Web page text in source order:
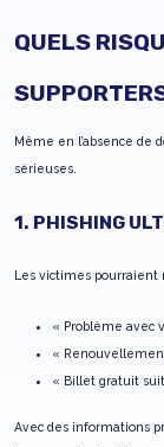
QUELS
Même en l’absence de
sérieuses.
1. PHISHING
Les victimes pourraient
« Problème avec
«
« Billet gratuit
Avec des informations